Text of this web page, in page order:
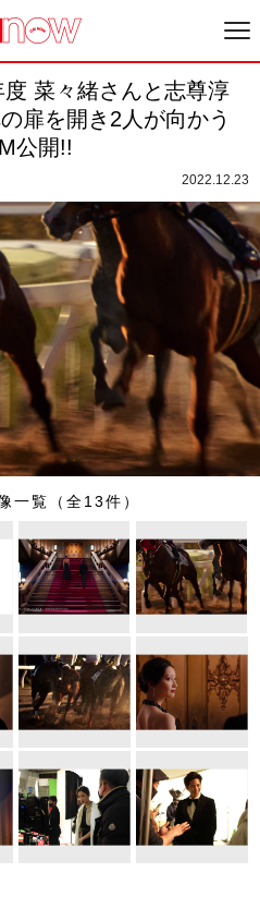
菜々緒さんと志尊淳
扉を開き2人が向かう
公開!!
2022.12.23
一覧（全13件）